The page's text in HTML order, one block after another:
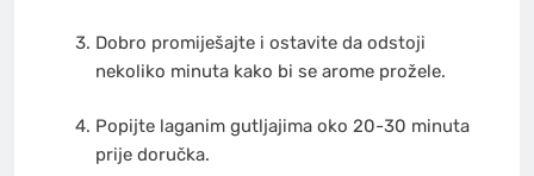
Dobro promiješajte i ostavite da odstoji
nekoliko minuta kako bi se arome prožele.
Popijte laganim gutljajima oko 20-30 minuta
prije doručka.